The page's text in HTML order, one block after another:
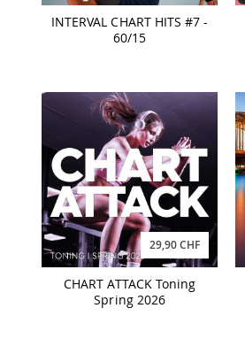
INTERVAL CHART HITS #7 -
60/15
29,90 CHF
CHART ATTACK Toning
Spring 2026